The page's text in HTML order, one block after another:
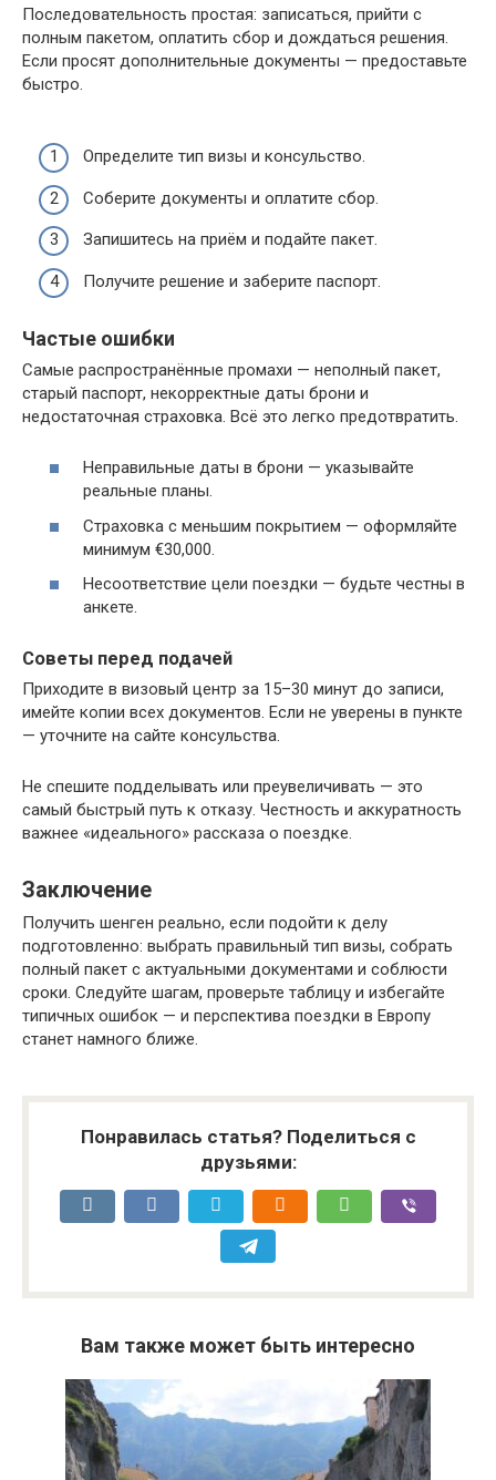
Последовательность простая: записаться, прийти с
полным пакетом, оплатить сбор и дождаться решения.
Если просят дополнительные документы — предоставьте
быстро.
Определите тип визы и консульство.
Соберите документы и оплатите сбор.
Запишитесь на приём и подайте пакет.
Получите решение и заберите паспорт.
Частые ошибки
Самые распространённые промахи — неполный пакет,
старый паспорт, некорректные даты брони и
недостаточная страховка. Всё это легко предотвратить.
Неправильные даты в брони — указывайте
реальные планы.
Страховка с меньшим покрытием — оформляйте
минимум €30,000.
Несоответствие цели поездки — будьте честны в
анкете.
Советы перед подачей
Приходите в визовый центр за 15–30 минут до записи,
имейте копии всех документов. Если не уверены в пункте
— уточните на сайте консульства.
Не спешите подделывать или преувеличивать — это
самый быстрый путь к отказу. Честность и аккуратность
важнее «идеального» рассказа о поездке.
Заключение
Получить шенген реально, если подойти к делу
подготовленно: выбрать правильный тип визы, собрать
полный пакет с актуальными документами и соблюсти
сроки. Следуйте шагам, проверьте таблицу и избегайте
типичных ошибок — и перспектива поездки в Европу
станет намного ближе.
Понравилась статья? Поделиться с
друзьями:
Вам также может быть интересно